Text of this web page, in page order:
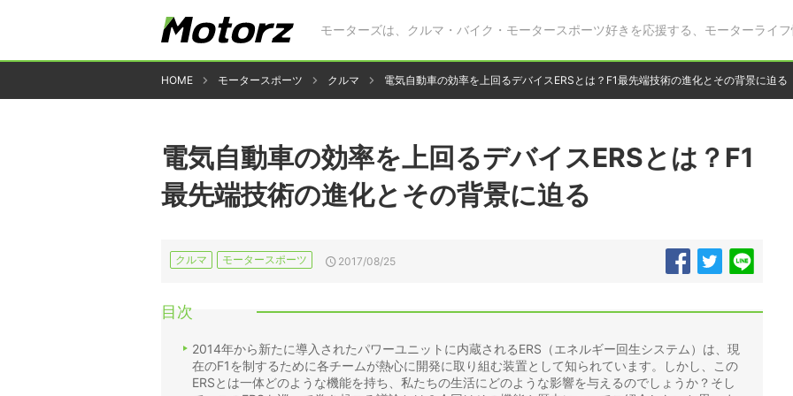
モーターズは、クルマ・バイク・モータースポーツ好きを応援する、モーターライフ
HOME モータースポーツ クルマ 電気自動車の効率を上回るデバイスERSとは？F1最先端技術の進化とその背景に迫る
電気自動車の効率を上回るデバイスERSとは？F1
最先端技術の進化とその背景に迫る
クルマ モータースポーツ 2017/08/25
目次
2014年から新たに導入されたパワーユニットに内蔵されるERS（エネルギー回生システム）は、現
在のF1を制するために各チームが熱心に開発に取り組む装置として知られています。しかし、この
ERSとは一体どのような機能を持ち、私たちの生活にどのような影響を与えるのでしょうか？そし